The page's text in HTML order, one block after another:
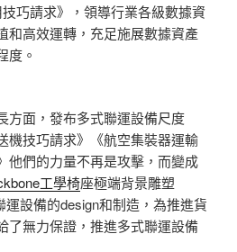
巧請求》，領導行業各級數據資
和高效運轉，充足施展數據資產
度。
面，發布多式聯運設備尺度
機技巧請求》《航空集裝器運輸
他們的力量不再是攻擊，而變成
工學椅座極端背景雕塑
設備的design和制造，為推進貨
了無力保證，推進多式聯運設備